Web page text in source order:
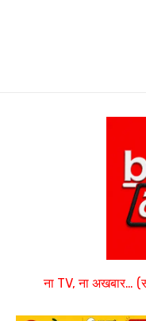
ना TV, ना अखबार…